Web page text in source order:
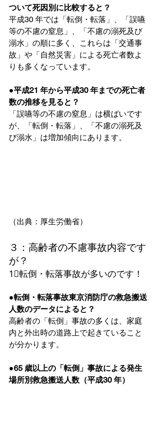
ついて死因別に比較すると？
平成30 年では「転倒・転落」、「誤嚥
等の不慮の窒息」、「不慮の溺死及び
溺水」の順に多く、これらは「交通事
故」や「自然災害」による死亡者数よ
りも多くなっています。
●平成21 年から平成30 年までの死亡者
数の推移を見ると？
「誤嚥等の不慮の窒息」は横ばいです
が、「転倒・転落」、「不慮の溺死及
び溺水」は増加傾向にあります。
（出典：厚生労働省）
３：高齢者の不慮事故内容です
が？
1⃣転倒・転落事故が多いのです！
●転倒・転落事故東京消防庁の救急搬送
人数のデータによると？
高齢者の「転倒」事故の多くは、家庭
内と外出時の道路上で起きていること
が分かります。
●65 歳以上の「転倒」事故による発生
場所別救急搬送人数（平成30 年）